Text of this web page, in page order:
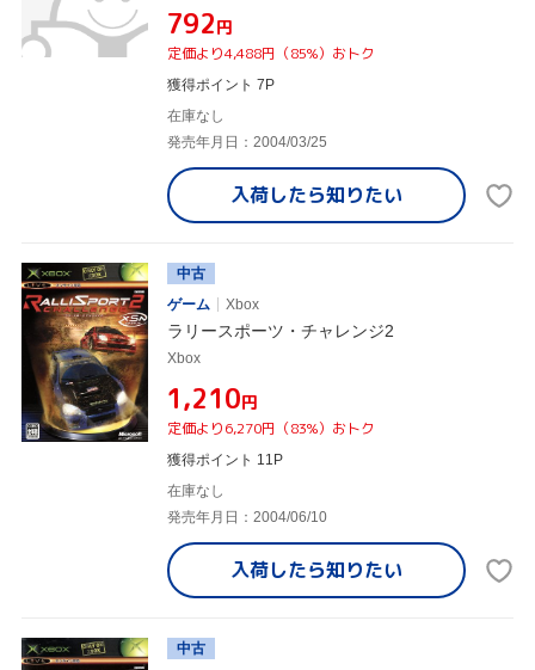
¥792円
定価より4,488円（85%）おトク
獲得ポイント 7P
在庫なし
発売年月日：2004/03/25
入荷したら知りたい
中古
ゲーム
Xbox
ラリースポーツ・チャレンジ2
Xbox
¥1,210円
定価より6,270円（83%）おトク
獲得ポイント 11P
在庫なし
発売年月日：2004/06/10
入荷したら知りたい
中古